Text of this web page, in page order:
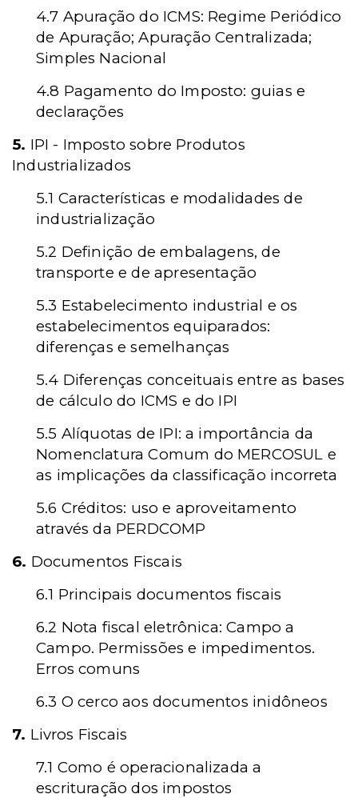
4.7 Apuração do ICMS: Regime Periódico
de Apuração; Apuração Centralizada;
Simples Nacional
4.8 Pagamento do Imposto: guias e
declarações
5. IPI - Imposto sobre Produtos
Industrializados
5.1 Características e modalidades de
industrialização
5.2 Definição de embalagens, de
transporte e de apresentação
5.3 Estabelecimento industrial e os
estabelecimentos equiparados:
diferenças e semelhanças
5.4 Diferenças conceituais entre as bases
de cálculo do ICMS e do IPI
5.5 Alíquotas de IPI: a importância da
Nomenclatura Comum do MERCOSUL e
as implicações da classificação incorreta
5.6 Créditos: uso e aproveitamento
através da PERDCOMP
6. Documentos Fiscais
6.1 Principais documentos fiscais
6.2 Nota fiscal eletrônica: Campo a
Campo. Permissões e impedimentos.
Erros comuns
6.3 O cerco aos documentos inidôneos
7. Livros Fiscais
7.1 Como é operacionalizada a
escrituração dos impostos